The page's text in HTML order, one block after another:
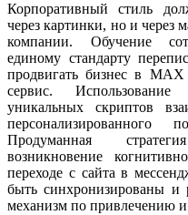
Корпоративный стиль
через картинки, но и через
компании. Обучение
единому стандарту
продвигать бизнес в MAX
сервис.
уникальных скриптов
Продуманная
возникновение
переходе с сайта в
быть синхронизированы и
механизм по привлечению